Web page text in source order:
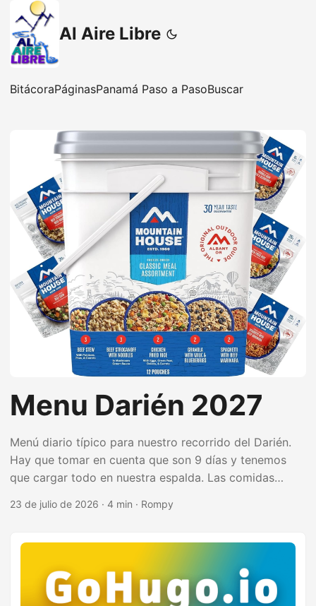
Al Aire Libre
BitácoraPáginasPanamá Paso a PasoBuscar
Menu Darién 2027
Menú diario típico para nuestro recorrido del Darién.
Hay que tomar en cuenta que son 9 días y tenemos
que cargar todo en nuestra espalda. Las comidas
Además, todo lo que llevemos debe durar el recorrido
que comerlos al principio del viaje. Cada día
necesitaremos consumir al menos 3,850 calorías y
consumir electrolitos para reponer el sodio perdido
mediante el sudor. ...
23 de julio de 2026 · 4 min · Rompy